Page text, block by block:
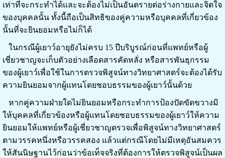
เท่าที่จะกระทําได้และจะต้องไม่เป็นอันตรายต่อร่างกายและจิตใจ
ของบุคคลนั้น ทั้งนี้ถือเป็นสิทธิของคู่ความหรือบุคคลที่เกี่ยวข้อง
นั้นที่จะยินยอมหรือไม่ก็ได้
ในกรณีผู้เยาว์อายุยังไม่ครบ 15 ปีบริบูรณ์ก่อนที่แพทย์หรือผู้
เชี่ยวชาญจะเก็บตัวอย่างเลือดสารคัดหลั่ง หรือสารพันธุกรรม
ของผู้เยาว์เพื่อใช้ในการตรวจพิสูจน์ทางวิทยาศาสตร์จะต้องได้รับ
ความยินยอมจากผู้แทนโดยชอบธรรมของผู้เยาว์นั้นด้วย
หากคู่ความฝ่ายใดไม่ยินยอมหรือกระทําการป้องปัดขัดขวางมิ
ให้บุคคลที่เกี่ยวข้องหรือผู้แทนโดยชอบธรรมของผู้เยาว์ให้ความ
ยินยอมให้แพทย์หรือผู้เชี่ยวชาญตรวจเพื่อพิสูจน์ทางวิทยาศาสตร์
ตามวรรคหนึ่งหรือวรรคสอง แล้วแต่กรณีโดยไม่มีเหตุอันสมควร
ให้สันนิษฐานไว้ก่อนว่าข้อเท็จจริงที่ต้องการให้ตรวจพิสูจน์เป็นผล